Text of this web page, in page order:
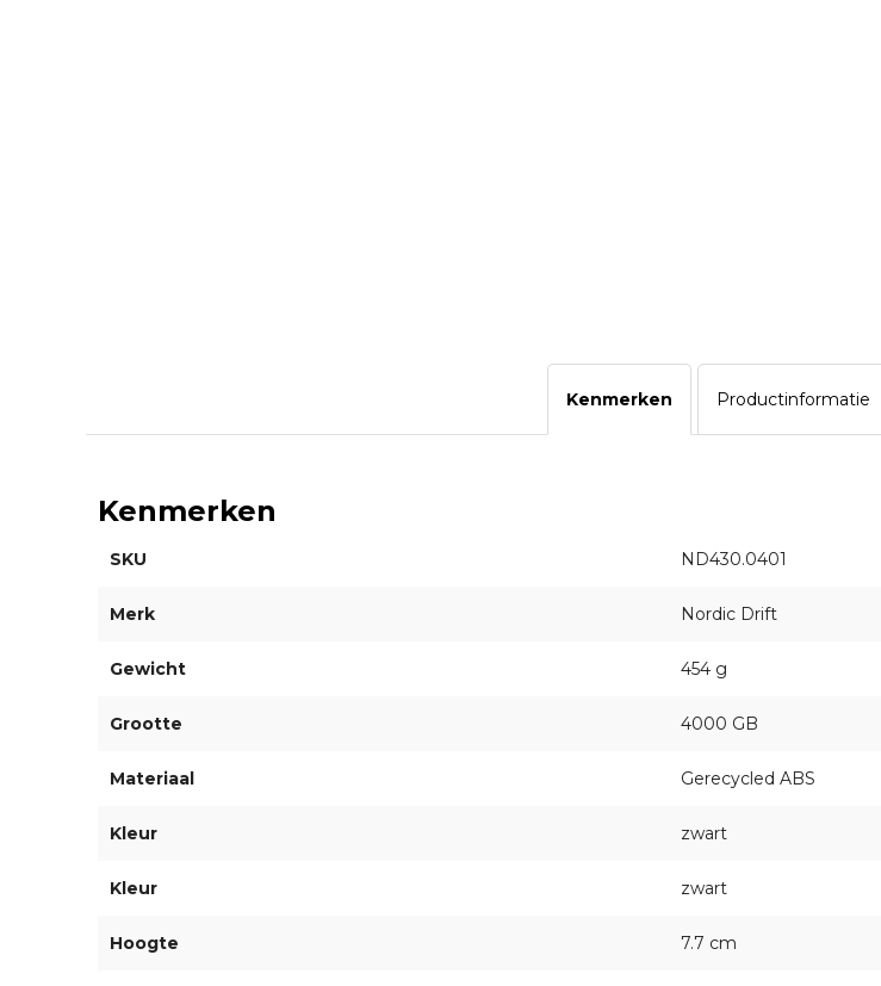
Kenmerken Productinformatie
Kenmerken
SKU ND430.0401
Merk Nordic Drift
Gewicht 454 g
Grootte 4000 GB
Materiaal Gerecycled ABS
Kleur zwart
Kleur zwart
Hoogte 7.7 cm